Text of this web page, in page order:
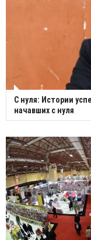
С нуля: Истории
начавших с нуля